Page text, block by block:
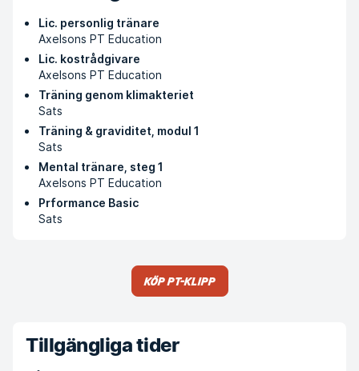
Lic. personlig tränare
Axelsons PT Education
Lic. kostrådgivare
Axelsons PT Education
Träning genom klimakteriet
Sats
Träning & graviditet, modul 1
Sats
Mental tränare, steg 1
Axelsons PT Education
Prformance Basic
Sats
Köp PT-klipp
Tillgängliga tider